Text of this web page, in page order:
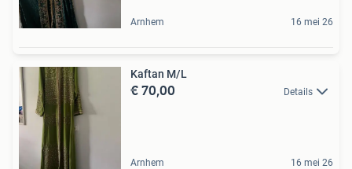
Arnhem 16 mei 26
Kaftan M/L
€ 70,00 Details
Arnhem 16 mei 26